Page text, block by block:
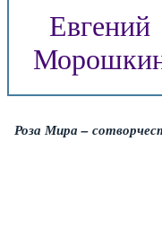
Евгений
Роза Мира –